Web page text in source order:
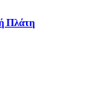
Πλάτη